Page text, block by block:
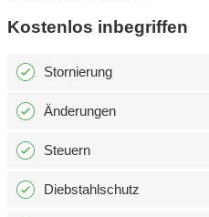
Kostenlos inbegriffen
Stornierung
Änderungen
Steuern
Diebstahlschutz